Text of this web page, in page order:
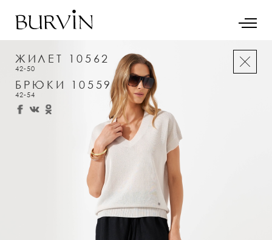
ЖИЛЕТ 10562
42-50
БРЮКИ 10559
42-54